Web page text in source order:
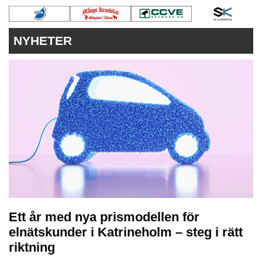
PRENUMERERA
ANNONSERA
NYHETER
Ett år med nya prismodellen för
elnätskunder i Katrineholm – steg i rätt
riktning